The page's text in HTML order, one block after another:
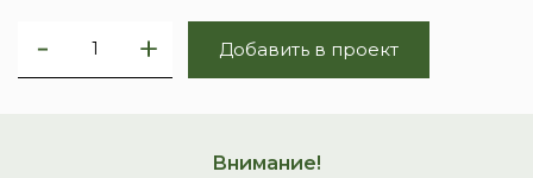
Добавить в проект
Внимание!